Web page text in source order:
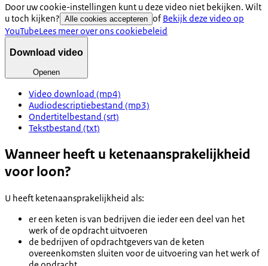
Door uw cookie-instellingen kunt u deze video niet bekijken. Wilt
u toch kijken? Alle cookies accepteren of Bekijk deze video op
YouTubeLees meer over ons cookiebeleid
Download video
Openen
Video download (mp4)
Audiodescriptiebestand (mp3)
Ondertitelbestand (srt)
Tekstbestand (txt)
Wanneer heeft u ketenaansprakelijkheid
voor loon?
U heeft ketenaansprakelijkheid als:
er een keten is van bedrijven die ieder een deel van het
werk of de opdracht uitvoeren
de bedrijven of opdrachtgevers van de keten
overeenkomsten sluiten voor de uitvoering van het werk of